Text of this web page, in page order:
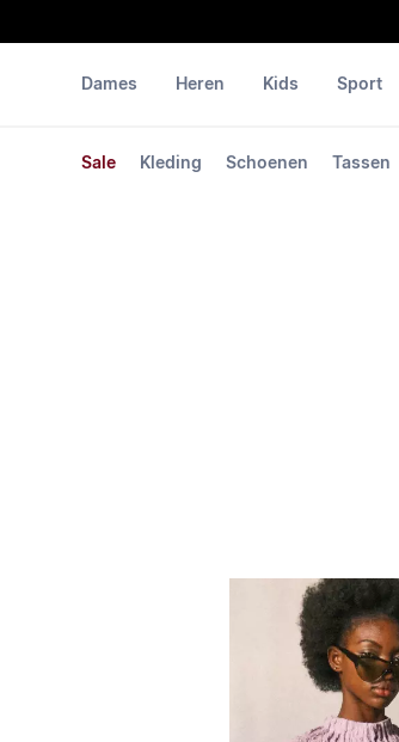
Dames
Sale Kleding Schoenen Tassen
Heren Kids Sport